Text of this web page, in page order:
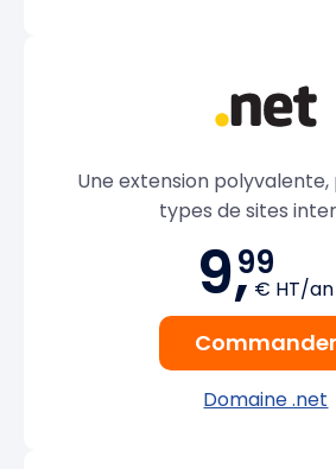
Une extension polyvalente,
types de sites
9,99
€ HT/an
Commander
Domaine .net